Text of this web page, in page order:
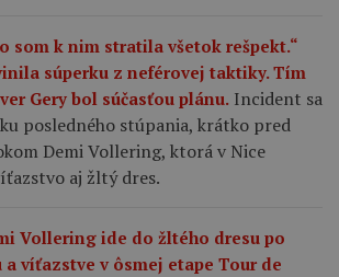
som k nim stratila všetok rešpekt.“
súperku z neférovej taktiky. Tím
Gery bol súčasťou plánu. Incident sa
posledného stúpania, krátko pred
Demi Vollering, ktorá v Nice
aj žltý dres.
Vollering ide do žltého dresu po
víťazstve v ôsmej etape Tour de